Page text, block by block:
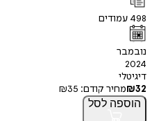
498 עמודים
נובמבר
2024
דיגיטלי
₪32 מחיר קודם: ₪35
הוספה לסל